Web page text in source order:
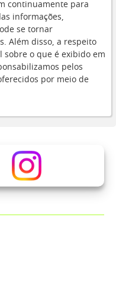
continuamente para
informações,
se tornar
Além disso, a respeito
sobre o que é exibido em
pelos
por meio de